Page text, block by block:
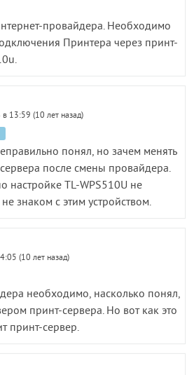
провайдера. Необходимо
Принтера через принт-
13:59 (10 лет назад)
понял, но зачем менять
после смены провайдера.
настройке TL-WPS510U не
знаком с этим устройством.
(10 лет назад)
необходимо, насколько понял,
принт-сервера. Но вот как это
принт-сервер.